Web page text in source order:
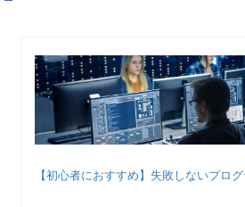
【初心者におすすめ】失敗しないプロ